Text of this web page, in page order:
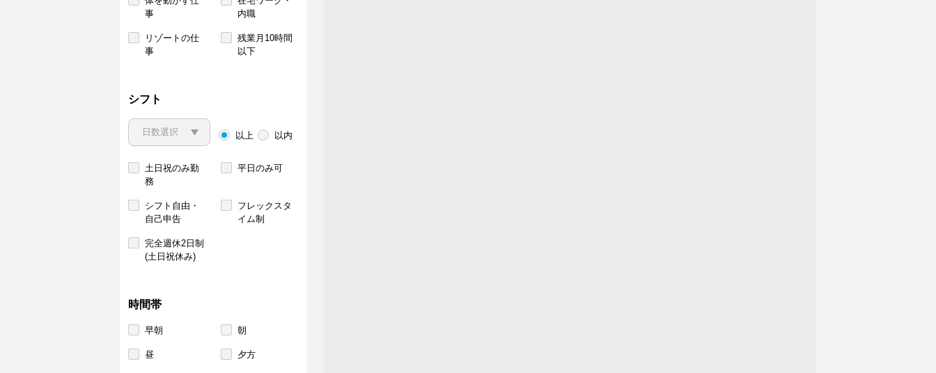
事
内職
リゾートの仕
事
残業月10時間
以下
シフト
以上 以内
土日祝のみ勤
務
平日のみ可
シフト自由・
自己申告
フレックスタ
イム制
完全週休2日制
(土日祝休み)
時間帯
早朝 朝
昼 夕方